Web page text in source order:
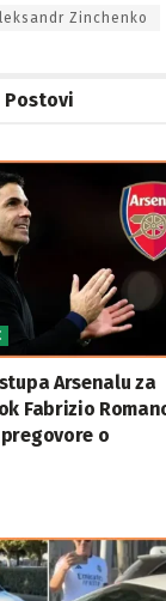
Zinchenko
Postovi
Arsenalu za
Fabrizio
o